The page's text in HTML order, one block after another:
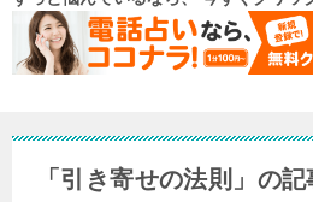
「引き寄せの法則」の